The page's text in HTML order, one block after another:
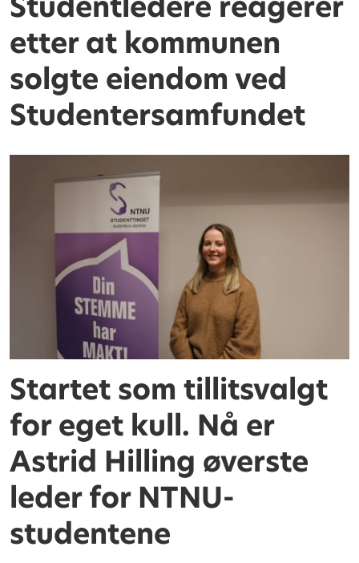
etter at kommunen
solgte eiendom ved
Studentersamfundet
Startet som tillitsvalgt
for eget kull. Nå er
Astrid Hilling øverste
leder for NTNU-
studentene